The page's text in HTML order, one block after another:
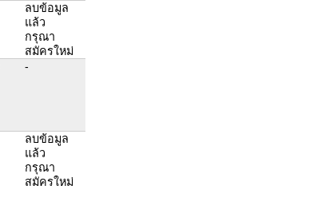
ลบข้อมูล
แล้ว
กรุณา
สมัครใหม่
-
ลบข้อมูล
แล้ว
กรุณา
สมัครใหม่